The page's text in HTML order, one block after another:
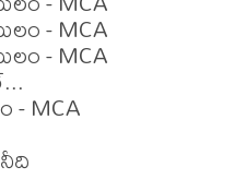
- MCA
- MCA
MCA